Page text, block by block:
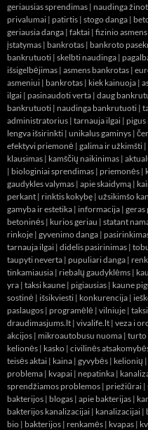
geriausias sprendimas | naudinga
privalumai | patirtis | stogo danga |
geriausia danga | faktai | fizinio
įstatymas | bankrotas | bankroto
bankrutuoti | skelbti naudinga |
išsigelbėjimas | asmens bankrotas |
asmeniui | bankrotas | kiek kainuoja |
ilgai | pasinaudoti verta | daug
bankrutuoti | naudinga bankrutuoti |
administratorius | tarnauja ilgai | pigus
lengva išsirinkti | unikalus gaminys |
efektyvi priemonė | galima ir užkimšti |
klausimas | kamščių naikinimas |
| biologiniai sprendimas | priemonės |
gaudykles valymas | apie skaidymą |
perkant | rinktis kokybę | užsikimšo
gamyba ir estetika | informacija | geras
betoninės | kurios geriau | statant
rinkoje | gyvenimo danga |
tarnauja ilgai | didelis pasirinimas |
taupyti neverta | pupuliari danga |
tinkamiausia | riebalų gaudyklėms |
yra | taksi kaune | pigiausias | kaune
sostinė | išsikviesti | konkurencija |
paslaugos | programėlė | vilniuje | taksi
draudimasjums.lt | vivalife.lt | veza i
akcijos | mikroautobusu nuoma | turto
kelionės | kasko | civilinės
teisės aktai | kaina | gyvybės | kelionių |
problema | kvapai | nepatinka |
sprendžiamos problemos | priežiūrai |
bakterijos | blogas | apie bakterijas |
bakterijos kanalizacijai | kanalizacijai |
bio | bakterijos | renkamės | kvapas |